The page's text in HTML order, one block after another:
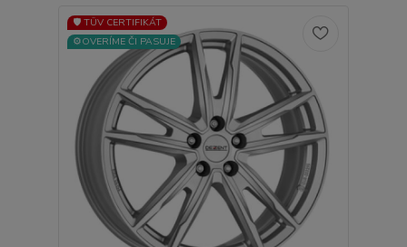
🛡️ TÜV CERTIFIKÁT
⚙️OVERÍME ČI PASUJE